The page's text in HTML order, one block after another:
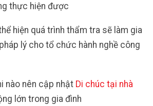
thực hiện được
hiện quá trình thẩm tra sẽ làm gia
lý cho tổ chức hành nghề công
nào nên cập nhật Di chúc tại nhà
lớn trong gia đình